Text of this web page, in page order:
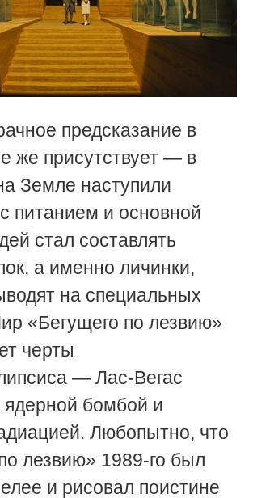
предсказание в
же присутствует — в
Земле наступили
питанием и основной
стал составлять
а именно личинки,
на специальных
«Бегущего по лезвию»
черты
— Лас-Вегас
ядерной бомбой и
Любопытно, что
лезвию» 1989-го был
и рисовал поистине